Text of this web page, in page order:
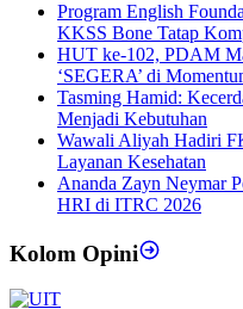
Program English
KKSS Bone Tatap
HUT ke-102, PDAM
‘SEGERA’ di
Tasming Hamid:
Menjadi Kebutuhan
Wawali Aliyah Hadiri
Layanan Kesehatan
Ananda Zayn Neymar
HRI di ITRC 2026
Kolom Opini